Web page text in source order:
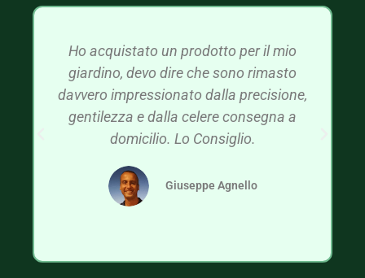
Ho acquistato un prodotto per il mio
giardino, devo dire che sono rimasto
davvero impressionato dalla precisione,
gentilezza e dalla celere consegna a
domicilio. Lo Consiglio.
Giuseppe Agnello